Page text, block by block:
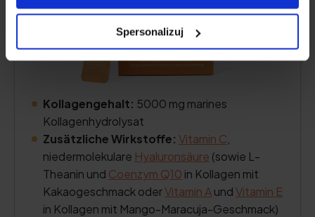
Spersonalizuj
Kollagengehalt: 5000 mg marines
Kollagenhydrolysat
Zusätzliche Wirkstoffe: Vitamin C
niedermolekulare Hyaluronsäure (sowie L-
Theanin und Coenzym Q10 in Kollagen mit
Kakaogeschmack oderVitamin AundVitamin E
in Kollagen mit Mango-Maracuja-Geschmack)